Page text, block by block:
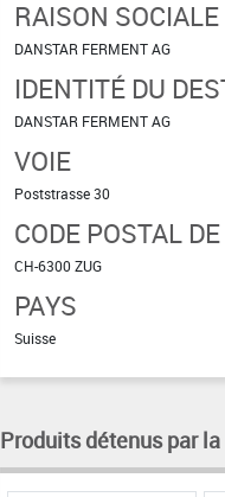
RAISON SOCIALE
DANSTAR FERMENT AG
IDENTITÉ DU
DANSTAR FERMENT AG
VOIE
Poststrasse 30
CODE POSTAL
CH-6300 ZUG
PAYS
Suisse
Produits détenus par